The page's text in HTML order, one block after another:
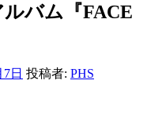
バム『FACE
日 投稿者: PHS